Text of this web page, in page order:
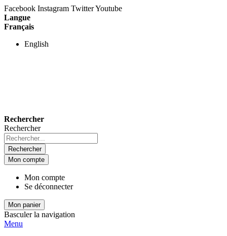
Facebook Instagram TwitterYoutube
Langue
Français
English
Rechercher
Rechercher
Rechercher
Mon compte
Mon compte
Se déconnecter
Mon panier
Basculer la navigation
Menu